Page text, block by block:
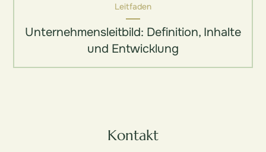
Leitfaden
Unternehmensleitbild: Definition, Inhalte
und Entwicklung
Kontakt